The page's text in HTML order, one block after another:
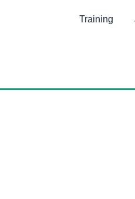
Training